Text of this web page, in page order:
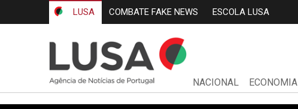
LUSA COMBATE FAKE NEWS ESCOLA LUSA
NACIONAL ECONOMIA